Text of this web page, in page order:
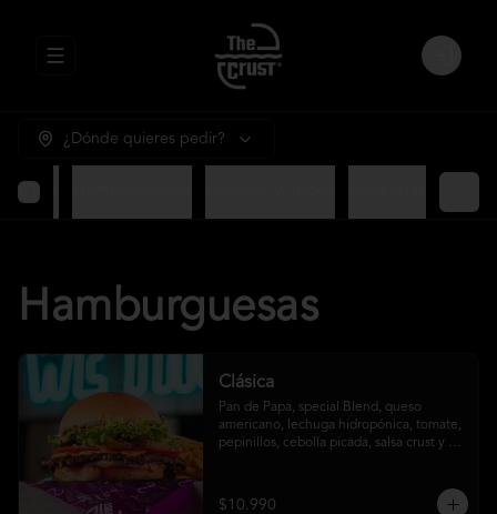
Abrir menu de navegación Login
¿Dónde quieres pedir?
Hamburguesas
Clásica
Pan de Papa, special Blend, queso
americano, lechuga hidropónica, tomate,
pepinillos, cebolla picada, salsa crust y
$10.990